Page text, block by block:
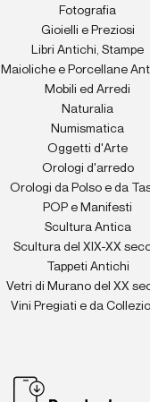
Fotografia
Gioielli e Preziosi
Libri Antichi, Stampe
Maioliche e Porcellane
Mobili ed Arredi
Naturalia
Numismatica
Oggetti d'Arte
Orologi d'arredo
Orologi da Polso e da
POP e Manifesti
Scultura Antica
Scultura del XIX-XX
Tappeti Antichi
Vetri di Murano del XX
Vini Pregiati e da